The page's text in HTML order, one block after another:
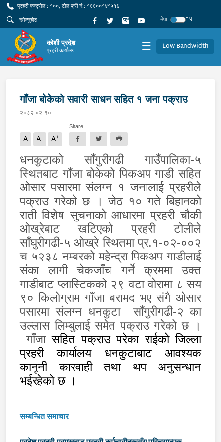
प्रहरी कन्ट्रोल : १००, टोल फ्री नं.: १६६००१४१५१६
नेपा
EN
कोशी प्रदेश
प्रहरी कार्यालय Low Bandwidth
गाँजा बोकेको सवारी साधन सहित १ जना पक्राउ
२०८२-०२-१०
A A- A+
Share
धनकुटाको साँगुरीगढी गाउँपालिका-५
स्थितबाट गाँजा बोकेको पिकअप गाडी सहित
ओसार पसारमा संलग्न १ जनालाई प्रहरीले
पक्राउ गरेको छ । जेठ १० गते बिहानको
राती विशेष सुचनाको आधारमा प्रहरी चौकी
ओख्रेबाट खटिएको प्रहरी टोलीले
साँघुरीगढी-५ ओख्रे स्थितमा प्र.१-०२-००२
च ५२३८ नम्बरको महेन्द्रा पिकअप गाडीलाई
संका लागी चेकजाँच गर्ने क्रममा उक्त
गाडीबाट प्लास्टिकको २९ वटा वोरामा ८ सय
९० किलोग्राम गाँजा बरामद भए संगै ओसार
पसारमा संलग्न धनकुटा
साँगुरीगढी-२ का
उल्लास लिम्बुलाई समेत पक्राउ गरेको छ ।
गाँजासहित पक्राउ परेका राईको जिल्ला
प्रहरी कार्यालय धनकुटाबाट आवश्यक
कानन कारवाही तथा थप अनुसन्धान
भईरहेको छ ।
सम्बन्धित समाचार